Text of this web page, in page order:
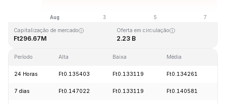
Capitalização de mercado
Ft296.67M
Oferta em circulação
2.23 B
Período Alta Baixa Média
24 Horas Ft0.135403 Ft0.133119 Ft0.134261
7 dias Ft0.147022 Ft0.133119 Ft0.140581